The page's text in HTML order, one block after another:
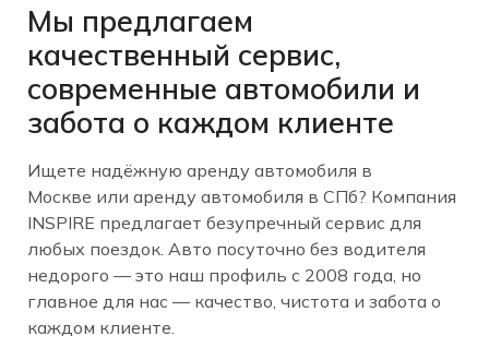
Мы предлагаем
качественный сервис,
современные автомобили и
забота о каждом клиенте
Ищете надёжную аренду автомобиля в
Москве или аренду автомобиля в СПб? Компания
INSPIRE предлагает безупречный сервис для
любых поездок. Авто посуточно без водителя
недорого — это наш профиль с 2008 года, но
главное для нас — качество, чистота и забота о
каждом клиенте.